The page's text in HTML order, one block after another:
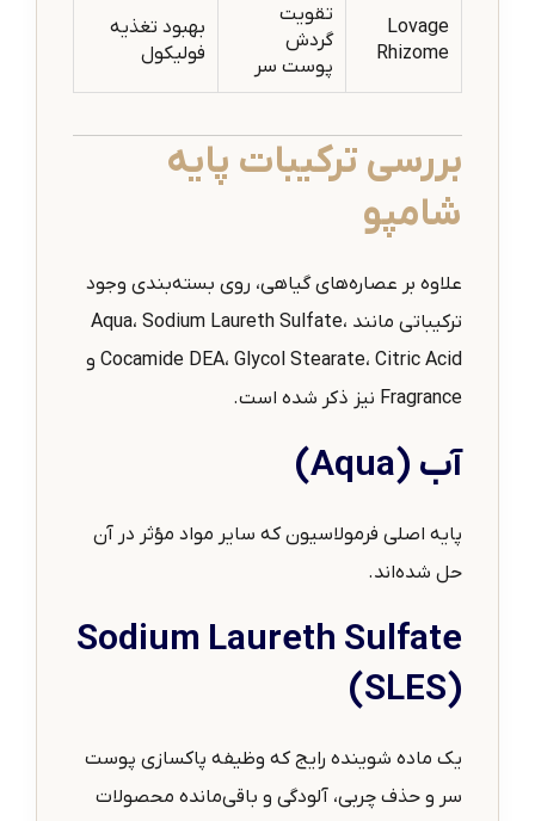
Lovage
Rhizome
تقویت
گردش
پوست سر
بهبود تغذیه
فولیکول
بررسی ترکیبات پایه
شامپو
علاوه بر عصاره‌های گیاهی، روی بسته‌بندی وجود
ترکیباتی مانند Aqua، Sodium Laureth Sulfate،
Cocamide DEA، Glycol Stearate، Citric Acid و
Fragrance نیز ذکر شده است.
آب (Aqua)
پایه اصلی فرمولاسیون که سایر مواد مؤثر در آن
حل شده‌اند.
Sodium Laureth Sulfate
(SLES)
یک ماده شوینده رایج که وظیفه پاکسازی پوست
سر و حذف چربی، آلودگی و باقی‌مانده محصولات